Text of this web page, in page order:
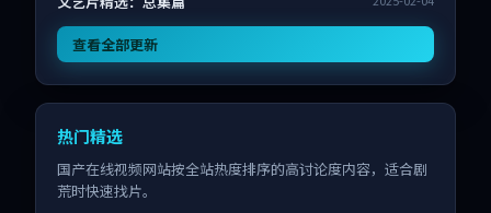
查看全部更新
热门精选
国产在线视频网站按全站热度排序的高讨论度内容，适合剧
荒时快速找片。